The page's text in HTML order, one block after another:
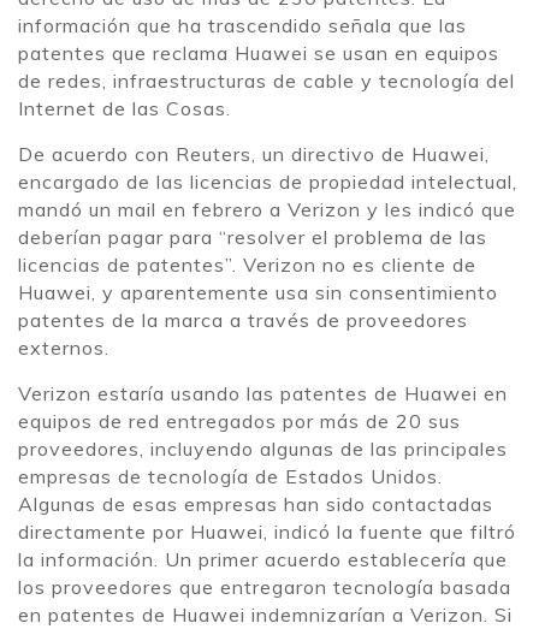
información que ha trascendido señala que las
patentes que reclama Huawei se usan en equipos
de redes, infraestructuras de cable y tecnología del
Internet de las Cosas.
De acuerdo con Reuters, un directivo de Huawei,
encargado de las licencias de propiedad intelectual,
mandó un mail en febrero a Verizon y les indicó que
deberían pagar para “resolver el problema de las
licencias de patentes”. Verizon no es cliente de
Huawei, y aparentemente usa sin consentimiento
patentes de la marca a través de proveedores
externos.
Verizon estaría usando las patentes de Huawei en
equipos de red entregados por más de 20 sus
proveedores, incluyendo algunas de las principales
empresas de tecnología de Estados Unidos.
Algunas de esas empresas han sido contactadas
directamente por Huawei, indicó la fuente que filtró
la información. Un primer acuerdo establecería que
los proveedores que entregaron tecnología basada
en patentes de Huawei indemnizarían a Verizon. Si